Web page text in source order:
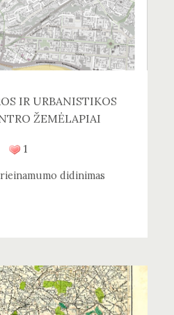
IR URBANISTIKOS
ŽEMĖLAPIAI
1
didinimas